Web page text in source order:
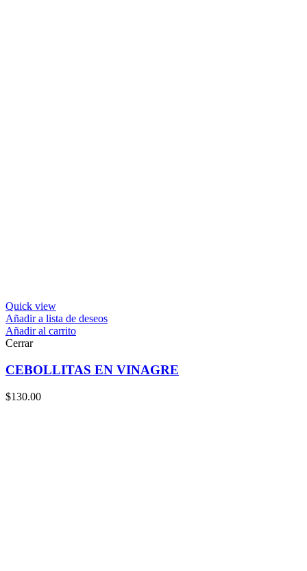
Quick view
Añadir a lista de deseos
Añadir al carrito
Cerrar
CEBOLLITAS EN VINAGRE
$130.00